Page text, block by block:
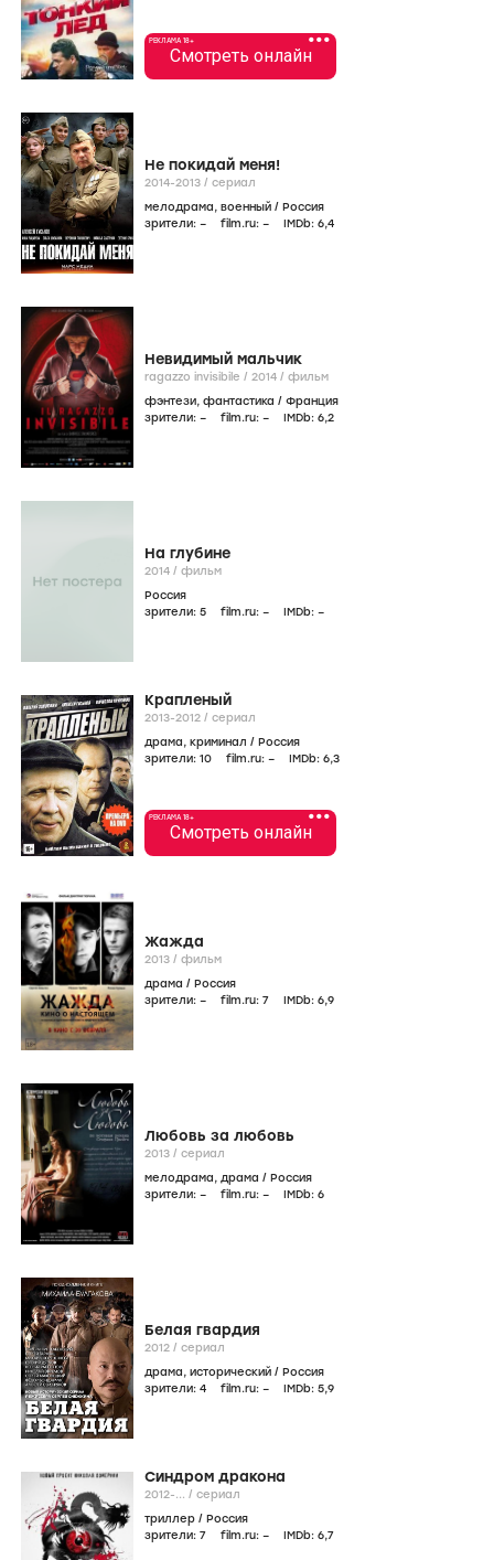
•••
РЕКЛАМА 18+
Смотреть онлайн
Не покидай меня!
2014-2013 / сериал
мелодрама, военный / Россия
зрители: – film.ru: – IMDb: 6,4
Невидимый мальчик
ragazzo invisibile / 2014 / фильм
фэнтези, фантастика / Франция
зрители: – film.ru: – IMDb: 6,2
На глубине
2014 / фильм
Россия
зрители: 5 film.ru: – IMDb: –
Крапленый
2013-2012 / сериал
драма, криминал / Россия
зрители: 10 film.ru: – IMDb: 6,3
•••
РЕКЛАМА 18+
Смотреть онлайн
Жажда
2013 / фильм
драма / Россия
зрители: – film.ru: 7 IMDb: 6,9
Любовь за любовь
2013 / сериал
мелодрама, драма / Россия
зрители: – film.ru: – IMDb: 6
Белая гвардия
2012 / сериал
драма, исторический / Россия
зрители: 4 film.ru: – IMDb: 5,9
Синдром дракона
2012-... / сериал
триллер / Россия
зрители: 7 film.ru: – IMDb: 6,7